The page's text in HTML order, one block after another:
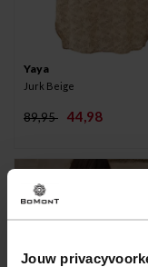
Jouw
Yaya
Jurk Beige
89,95 44,98